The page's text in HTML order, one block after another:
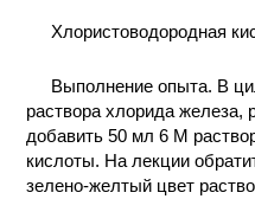
Хлористоводородная
Выполнение опыта. В
раствора хлорида железа,
добавить 50 мл 6 М
кислоты. На лекции
зелено-желтый цвет